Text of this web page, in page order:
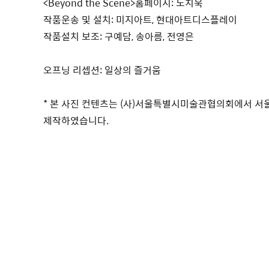
작품운송 및 설치: 미지아트, 현대아트디스플레이
작품설치 보조: 구예담, 송아름, 전영은
오프닝 리셉션: 일상의 즐거움
* 본 사진 컨텐츠는 (사)서울특별시미술관협의회에서 서
제작하였습니다.